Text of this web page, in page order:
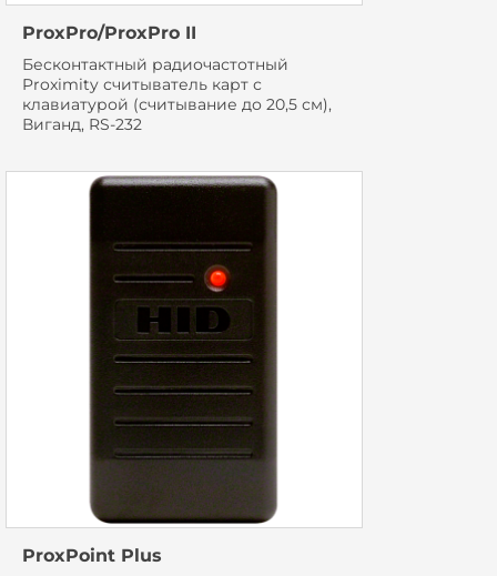
ProxPro/ProxPro II
Бесконтактный радиочастотный
Proximity считыватель карт с
клавиатурой (считывание до 20,5 см),
Виганд, RS-232
ProxPoint Plus